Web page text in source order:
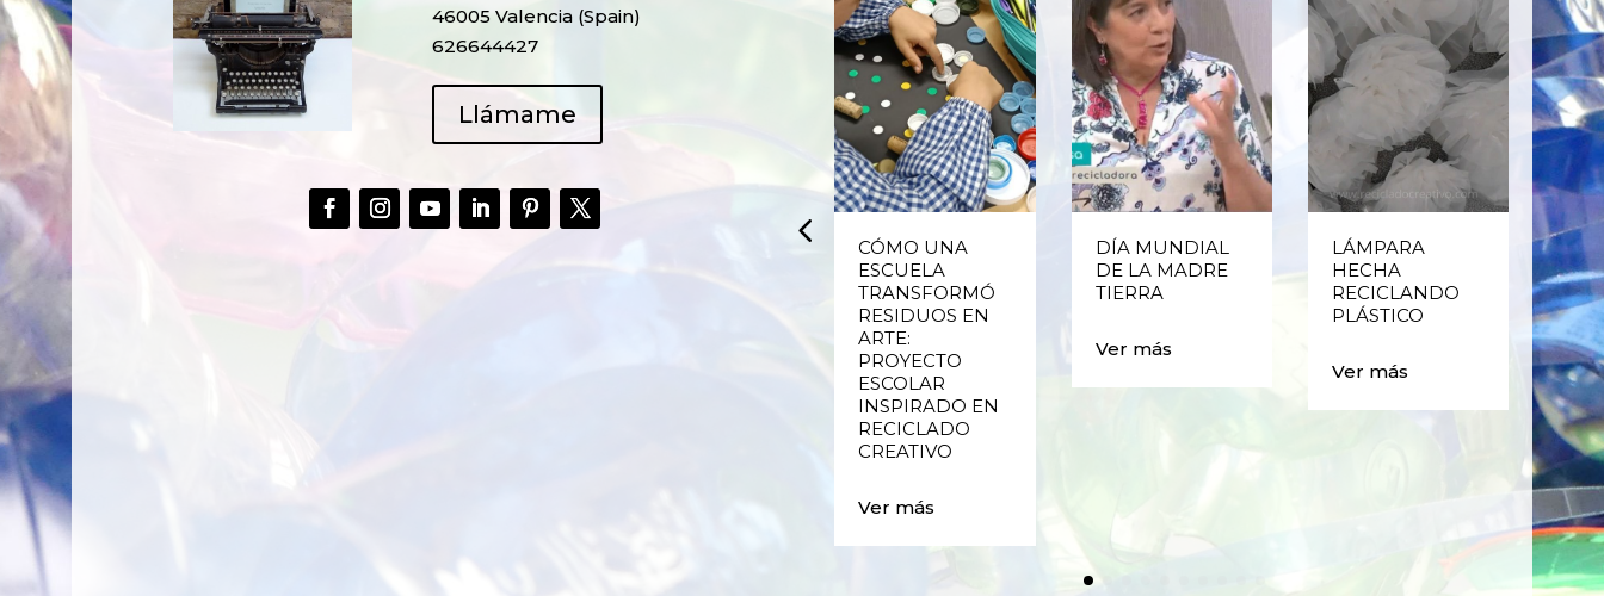
46005 Valencia (Spain)
626644427
Llámame
RECICLADO EN
CÓMO UNA
ESCUELA
TRANSFORMÓ
RESIDUOS EN
ARTE:
PROYECTO
ESCOLAR
INSPIRADO EN
RECICLADO
CREATIVO
Ver más
DÍA MUNDIAL
DE LA MADRE
TIERRA
Ver más
LÁMPARA
HECHA
RECICLANDO
PLÁSTICO
Ver más